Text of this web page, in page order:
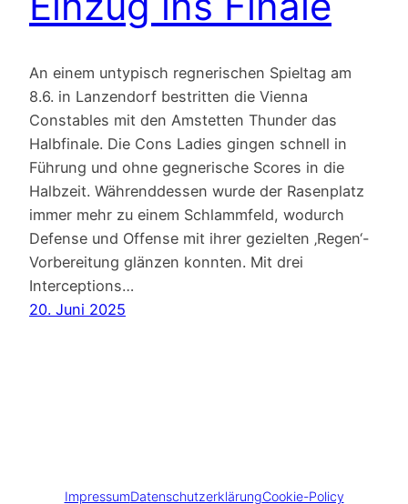
An einem untypisch regnerischen Spieltag am
8.6. in Lanzendorf bestritten die Vienna
Constables mit den Amstetten Thunder das
Halbfinale. Die Cons Ladies gingen schnell in
Führung und ohne gegnerische Scores in die
Halbzeit. Währenddessen wurde der Rasenplatz
immer mehr zu einem Schlammfeld, wodurch
Defense und Offense mit ihrer gezielten ‚Regen‘-
Vorbereitung glänzen konnten. Mit drei
Interceptions…
20. Juni 2025
ImpressumDatenschutzerklärungCookie-Policy